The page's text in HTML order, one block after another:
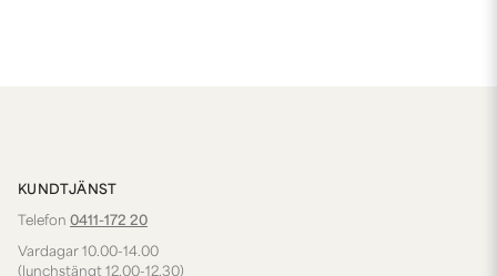
KUNDTJÄNST
Telefon 0411-172 20
Vardagar 10.00-14.00
(lunchstängt 12.00-12.30)